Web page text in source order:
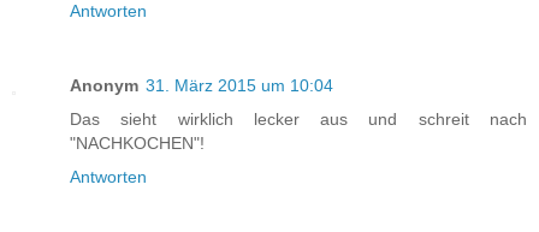
Antworten
Anonym 31. März 2015 um 10:04
Das sieht wirklich lecker aus und schreit nach
"NACHKOCHEN"!
Antworten